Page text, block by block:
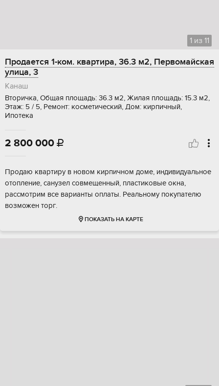
1 из 11
Продается 1-ком. квартира, 36.3 м2, Первомайская
улица, 3
Канаш
Вторичка, Общая площадь: 36.3 м2, Жилая площадь: 15.3 м2,
Этаж: 5 / 5, Ремонт: косметический, Дом: кирпичный,
Ипотека
2 800 000 
Продаю квартиру в новом кирпичном доме, индивидуальное
отопление, санузел совмещенный, пластиковые окна,
рассмотрим все варианты оплаты. Реальному покупателю
возможен торг.
ПОКАЗАТЬ НА КАРТЕ